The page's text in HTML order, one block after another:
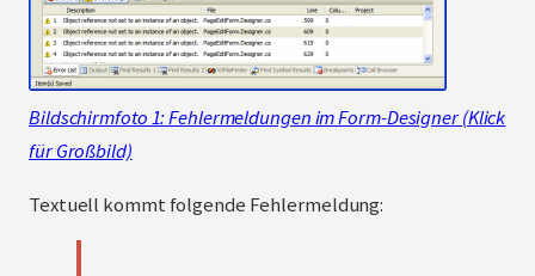
Bildschirmfoto 1: Fehlermeldungen im Form-Designer (Klick
für Großbild)
Textuell kommt folgende Fehlermeldung: